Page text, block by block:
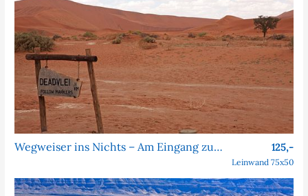
Wegweiser ins Nichts – Am Eingang zum Dead Vlei 125,-
Leinwand 75x50